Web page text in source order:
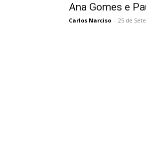
Ana Gomes e
Carlos Narciso - 25 de